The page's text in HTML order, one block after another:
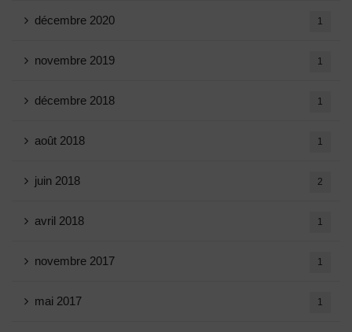
décembre 2020 1
novembre 2019 1
décembre 2018 1
août 2018 1
juin 2018 2
avril 2018 1
novembre 2017 1
mai 2017 1